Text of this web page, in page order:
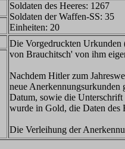
Soldaten des Heeres: 1267
Soldaten der Waffen-SS: 35
Einheiten: 20
Die Vorgedruckten Urkunden
von Brauchitsch' von ihm
Nachdem Hitler zum
neue
Datum, sowie die
wurde in Gold, die Daten des
Die Verleihung der